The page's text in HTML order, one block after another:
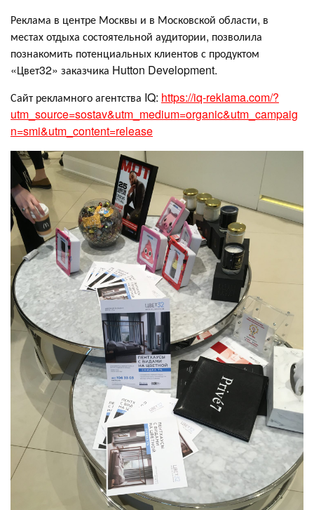
Реклама в центре Москвы и в Московской области, в
местах отдыха состоятельной аудитории, позволила
познакомить потенциальных клиентов с продуктом
«Цвет32» заказчика Hutton Development.
Сайт рекламного агентства IQ: https://iq-reklama.com/?
utm_source=sostav&utm_medium=organic&utm_campaig
n=smi&utm_content=release